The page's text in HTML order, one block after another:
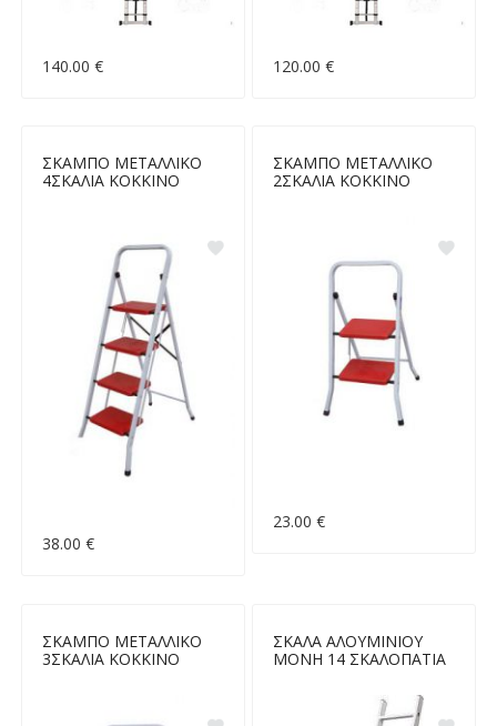
140.00 € 120.00 €
ΣΚΑΜΠΟ ΜΕΤΑΛΛΙΚΟ
4ΣΚΑΛΙΑ ΚΟΚΚΙΝΟ
38.00 €
ΣΚΑΜΠΟ ΜΕΤΑΛΛΙΚΟ
2ΣΚΑΛΙΑ ΚΟΚΚΙΝΟ
23.00 €
ΣΚΑΜΠΟ ΜΕΤΑΛΛΙΚΟ
3ΣΚΑΛΙΑ ΚΟΚΚΙΝΟ
ΣΚΑΛΑ ΑΛΟΥΜΙΝΙΟΥ
ΜΟΝΗ 14 ΣΚΑΛΟΠΑΤΙΑ